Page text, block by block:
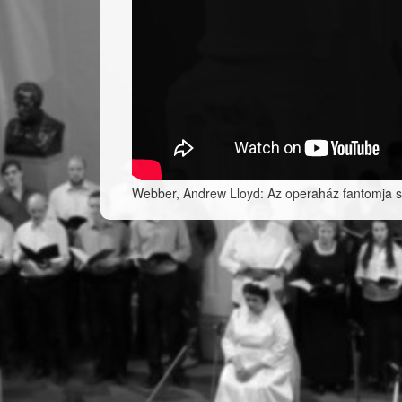
Webber, Andrew Lloyd: Az operaház fantomja